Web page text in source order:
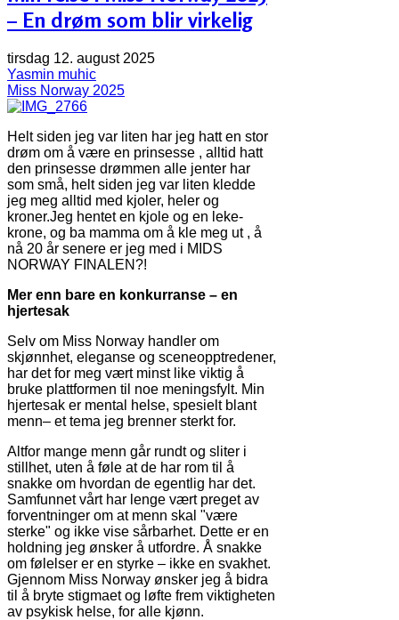
– En drøm som blir virkelig
tirsdag 12. august 2025
Yasmin muhic
Miss Norway 2025
Helt siden jeg var liten har jeg hatt en stor
drøm om å være en prinsesse , alltid hatt
den prinsesse drømmen alle jenter har
som små, helt siden jeg var liten kledde
jeg meg alltid med kjoler, heler og
kroner.Jeg hentet en kjole og en leke-
krone, og ba mamma om å kle meg ut , å
nå 20 år senere er jeg med i MIDS
NORWAY FINALEN?!
Mer enn bare en konkurranse – en
hjertesak
Selv om Miss Norway handler om
skjønnhet, eleganse og sceneopptredener,
har det for meg vært minst like viktig å
bruke plattformen til noe meningsfylt. Min
hjertesak er mental helse, spesielt blant
menn– et tema jeg brenner sterkt for.
Altfor mange menn går rundt og sliter i
stillhet, uten å føle at de har rom til å
snakke om hvordan de egentlig har det.
Samfunnet vårt har lenge vært preget av
forventninger om at menn skal "være
sterke" og ikke vise sårbarhet. Dette er en
holdning jeg ønsker å utfordre. Å snakke
om følelser er en styrke – ikke en svakhet.
Gjennom Miss Norway ønsker jeg å bidra
til å bryte stigmaet og løfte frem viktigheten
av psykisk helse, for alle kjønn.